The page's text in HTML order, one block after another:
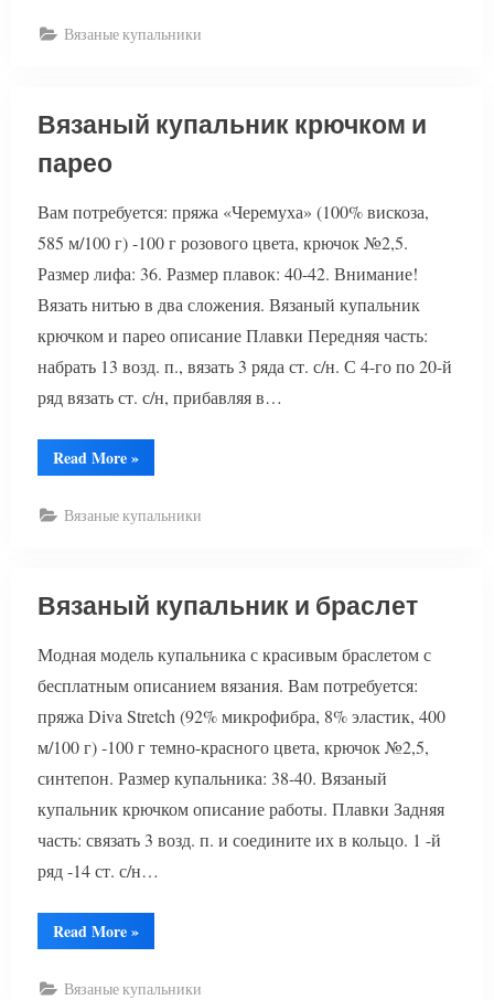
Вязаные купальники
Вязаный купальник крючком и
парео
Вам потребуется: пряжа «Черемуха» (100% вискоза,
585 м/100 г) -100 г розового цвета, крючок №2,5.
Размер лифа: 36. Размер плавок: 40-42. Внимание!
Вязать нитью в два сложения. Вязаный купальник
крючком и парео описание Плавки Передняя часть:
набрать 13 возд. п., вязать 3 ряда ст. с/н. С 4-го по 20-й
ряд вязать ст. с/н, прибавляя в…
Read More“Вязаный
купальник
парео”
»
Вязаные купальники
Вязаный купальник и браслет
Модная модель купальника с красивым браслетом с
бесплатным описанием вязания. Вам потребуется:
пряжа Diva Stretch (92% микрофибра, 8% эластик, 400
м/100 г) -100 г темно-красного цвета, крючок №2,5,
синтепон. Размер купальника: 38-40. Вязаный
купальник крючком описание работы. Плавки Задняя
часть: связать 3 возд. п. и соедините их в кольцо. 1 -й
ряд -14 ст. с/н…
Read More“Вязаный
купальник
»
Вязаные купальники